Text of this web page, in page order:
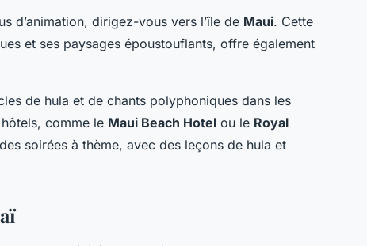
d’animation, dirigez-vous vers l’île de Maui. Cette
et ses paysages époustouflants, offre également
de hula et de chants polyphoniques dans les
comme le Maui Beach Hotel ou le Royal
soirées à thème, avec des leçons de hula et